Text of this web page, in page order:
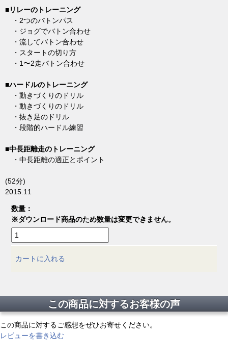
■リレーのトレーニング
・2つのバトンパス
・ジョグでバトン合わせ
・流してバトン合わせ
・スタートの切り方
・1〜2走バトン合わせ
■ハードルのトレーニング
・動きづくりのドリル
・動きづくりのドリル
・抜き足のドリル
・段階的ハードル練習
■中長距離走のトレーニング
・中長距離の適正とポイント
(52分)
2015.11
数量：
※ダウンロード商品のため数量は変更できません。
カートに入れる
この商品に対するお客様の声
この商品に対するご感想をぜひお寄せください。
レビューを書き込む